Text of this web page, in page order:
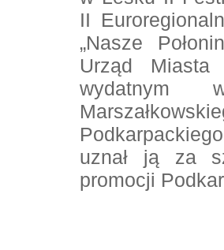
II
„Nasze
Urząd
wydatnym
uznał ją za
promocji